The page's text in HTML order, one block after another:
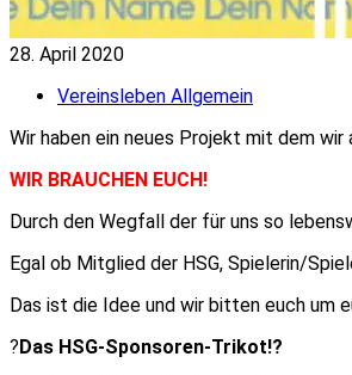
28. April 2020
Vereinsleben Allgemein
Wir haben ein neues Projekt mit dem
WIR BRAUCHEN EUCH!
Durch den Wegfall der für uns so
Egal ob Mitglied der HSG, Spielerin/
Das ist die Idee und wir bitten euch um
?Das HSG-Sponsoren-Trikot!?